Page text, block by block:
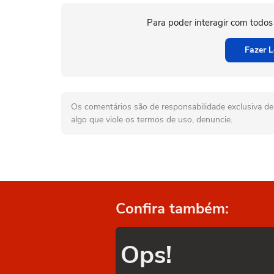
Para poder interagir com
Fazer
Os comentários são de responsabilidade exclusiva
algo que viole os termos de uso, denuncie.
Confira também:
Ops!